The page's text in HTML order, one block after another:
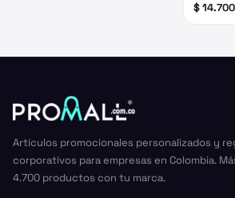
$ 14.700
Artículos promocionales personalizados y
corporativos para empresas en Colombia.
4.700 productos con tu marca.